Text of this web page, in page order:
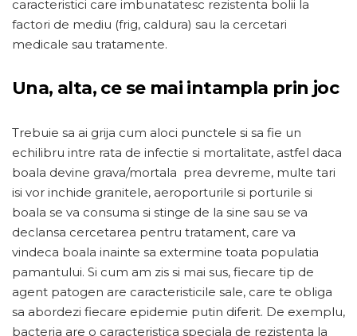
caracteristici care imbunatatesc rezistenta bolii la
factori de mediu (frig, caldura) sau la cercetari
medicale sau tratamente.
Una, alta, ce se mai intampla prin joc
Trebuie sa ai grija cum aloci punctele si sa fie un
echilibru intre rata de infectie si mortalitate, astfel daca
boala devine grava/mortala prea devreme, multe tari
isi vor inchide granitele, aeroporturile si porturile si
boala se va consuma si stinge de la sine sau se va
declansa cercetarea pentru tratament, care va
vindeca boala inainte sa extermine toata populatia
pamantului. Si cum am zis si mai sus, fiecare tip de
agent patogen are caracteristicile sale, care te obliga
sa abordezi fiecare epidemie putin diferit. De exemplu,
bacteria are o caracteristica speciala de rezistenta la